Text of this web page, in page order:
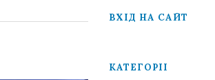
ВХІД НА САЙТ
КАТЕГОРІЇ